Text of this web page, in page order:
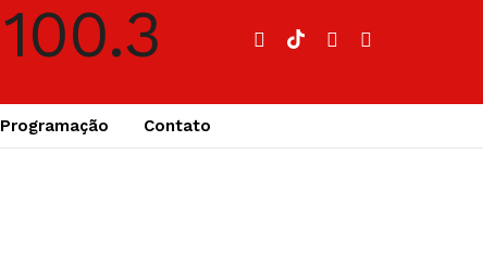
Programação Contato